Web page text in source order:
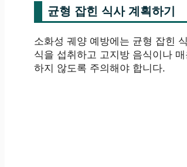
균형 잡힌 식사 계획하기
소화성 궤양 예방에는 균형 잡힌
식을 섭취하고 고지방 음식이나
하지 않도록 주의해야 합니다.